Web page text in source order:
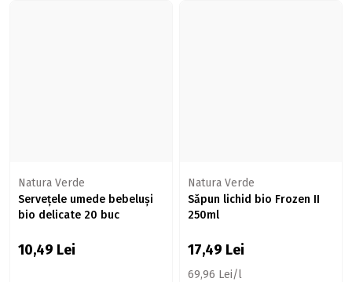
Natura Verde
Servețele umede bebeluși
bio delicate 20 buc
10,49 Lei
Natura Verde
Săpun lichid bio Frozen II
250ml
17,49 Lei
69,96 Lei/l